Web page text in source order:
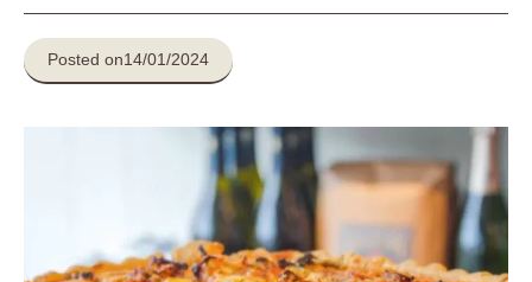
Posted on14/01/2024